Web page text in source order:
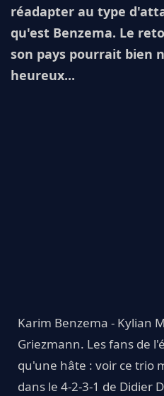
réadapter au type
qu'est Benzema. Le
son pays pourrait bien
heureux...
Karim Benzema - Kylian
Griezmann. Les fans de
qu'une hâte : voir ce trio
dans le 4-2-3-1 de Didier